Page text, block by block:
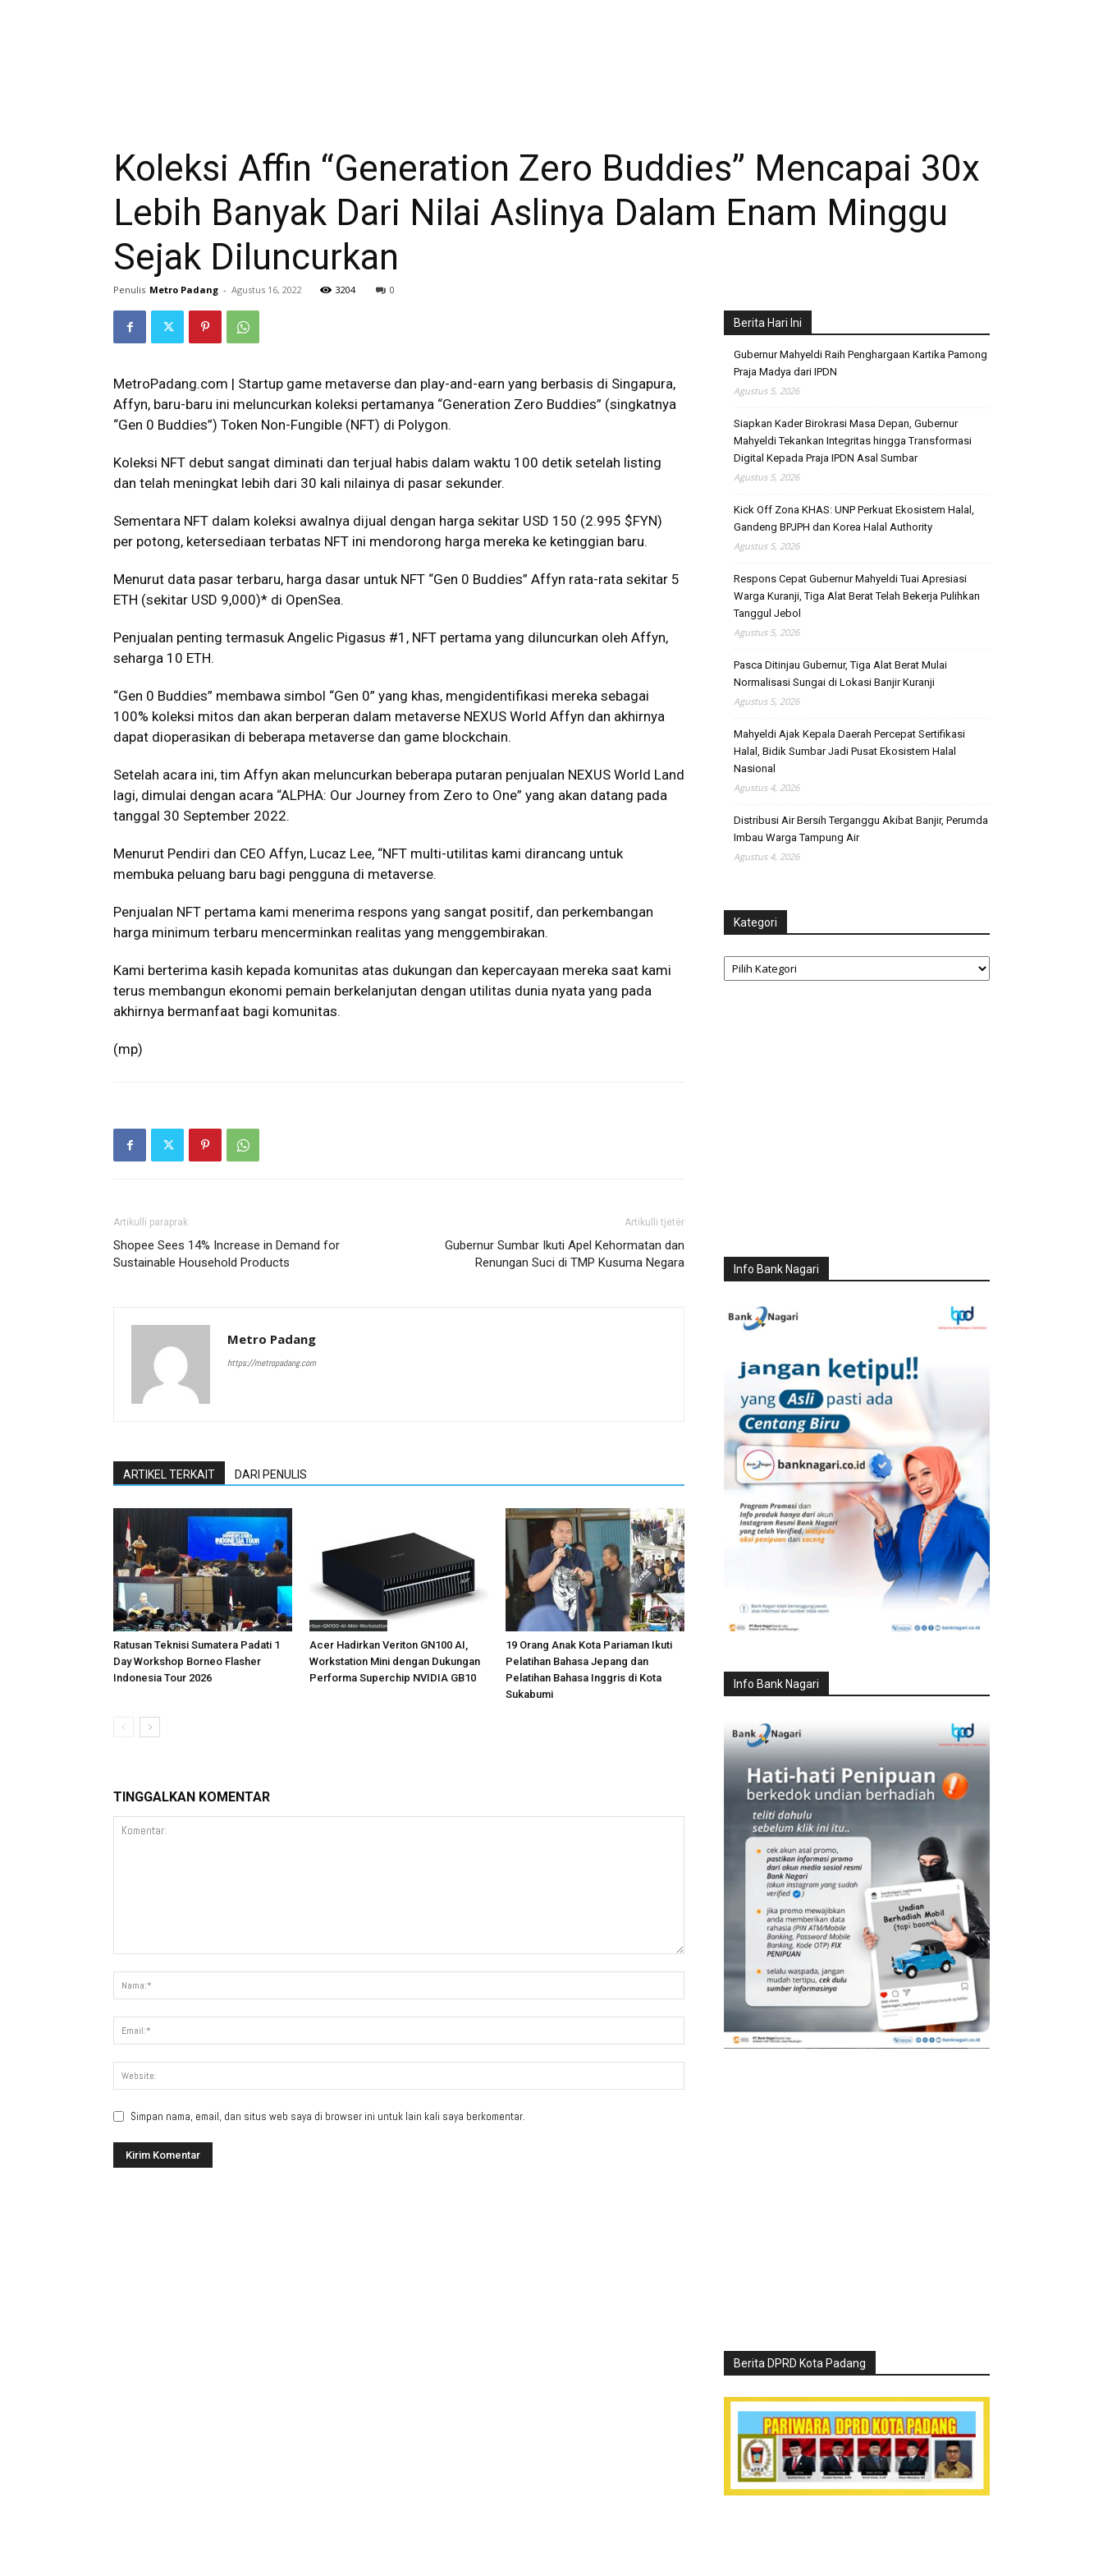
Koleksi Affin “Generation Zero Buddies” Mencapai 30x
Lebih Banyak Dari Nilai Aslinya Dalam Enam Minggu
Sejak Diluncurkan
Penulis Metro Padang - Agustus 16, 2022 3204 0
MetroPadang.com | Startup game metaverse dan play-and-earn yang berbasis di Singapura,
Affyn, baru-baru ini meluncurkan koleksi pertamanya “Generation Zero Buddies” (singkatnya
“Gen 0 Buddies”) Token Non-Fungible (NFT) di Polygon.
Koleksi NFT debut sangat diminati dan terjual habis dalam waktu 100 detik setelah listing
dan telah meningkat lebih dari 30 kali nilainya di pasar sekunder.
Sementara NFT dalam koleksi awalnya dijual dengan harga sekitar USD 150 (2.995 $FYN)
per potong, ketersediaan terbatas NFT ini mendorong harga mereka ke ketinggian baru.
Menurut data pasar terbaru, harga dasar untuk NFT “Gen 0 Buddies” Affyn rata-rata sekitar 5
ETH (sekitar USD 9,000)* di OpenSea.
Penjualan penting termasuk Angelic Pigasus #1, NFT pertama yang diluncurkan oleh Affyn,
seharga 10 ETH.
“Gen 0 Buddies” membawa simbol “Gen 0” yang khas, mengidentifikasi mereka sebagai
100% koleksi mitos dan akan berperan dalam metaverse NEXUS World Affyn dan akhirnya
dapat dioperasikan di beberapa metaverse dan game blockchain.
Setelah acara ini, tim Affyn akan meluncurkan beberapa putaran penjualan NEXUS World Land
lagi, dimulai dengan acara “ALPHA: Our Journey from Zero to One” yang akan datang pada
tanggal 30 September 2022.
Menurut Pendiri dan CEO Affyn, Lucaz Lee, “NFT multi-utilitas kami dirancang untuk
membuka peluang baru bagi pengguna di metaverse.
Penjualan NFT pertama kami menerima respons yang sangat positif, dan perkembangan
harga minimum terbaru mencerminkan realitas yang menggembirakan.
Kami berterima kasih kepada komunitas atas dukungan dan kepercayaan mereka saat kami
terus membangun ekonomi pemain berkelanjutan dengan utilitas dunia nyata yang pada
akhirnya bermanfaat bagi komunitas.
(mp)
Artikulli paraprak
Shopee Sees 14% Increase in Demand for
Sustainable Household Products
Artikulli tjetër
Gubernur Sumbar Ikuti Apel Kehormatan dan
Renungan Suci di TMP Kusuma Negara
Metro Padang
https://metropadang.com
ARTIKEL TERKAIT DARI PENULIS
Ratusan Teknisi Sumatera Padati 1
Day Workshop Borneo Flasher
Indonesia Tour 2026
Acer Hadirkan Veriton GN100 AI,
Workstation Mini dengan Dukungan
Performa Superchip NVIDIA GB10
19 Orang Anak Kota Pariaman Ikuti
Pelatihan Bahasa Jepang dan
Pelatihan Bahasa Inggris di Kota
Sukabumi
TINGGALKAN KOMENTAR
Simpan nama, email, dan situs web saya di browser ini untuk lain kali saya berkomentar.
Berita Hari Ini
Gubernur Mahyeldi Raih Penghargaan Kartika Pamong
Praja Madya dari IPDN
Agustus 5, 2026
Siapkan Kader Birokrasi Masa Depan, Gubernur
Mahyeldi Tekankan Integritas hingga Transformasi
Digital Kepada Praja IPDN Asal Sumbar
Agustus 5, 2026
Kick Off Zona KHAS: UNP Perkuat Ekosistem Halal,
Gandeng BPJPH dan Korea Halal Authority
Agustus 5, 2026
Respons Cepat Gubernur Mahyeldi Tuai Apresiasi
Warga Kuranji, Tiga Alat Berat Telah Bekerja Pulihkan
Tanggul Jebol
Agustus 5, 2026
Pasca Ditinjau Gubernur, Tiga Alat Berat Mulai
Normalisasi Sungai di Lokasi Banjir Kuranji
Agustus 5, 2026
Mahyeldi Ajak Kepala Daerah Percepat Sertifikasi
Halal, Bidik Sumbar Jadi Pusat Ekosistem Halal
Nasional
Agustus 4, 2026
Distribusi Air Bersih Terganggu Akibat Banjir, Perumda
Imbau Warga Tampung Air
Agustus 4, 2026
Kategori
Kategori
Info Bank Nagari
Info Bank Nagari
Berita DPRD Kota Padang